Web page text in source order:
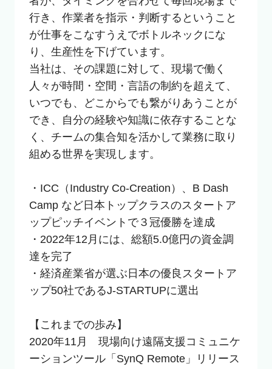
行き、作業者を指示・判断するということ
が仕事をこなすうえでボトルネックにな
り、生産性を下げています。
当社は、その課題に対して、現場で働く
人々が時間・空間・言語の制約を超えて、
いつでも、どこからでも繋がりあうことが
でき、自分の経験や知識に依存することな
く、チームの集合知を活かして業務に取り
組める世界を実現します。
・ICC（Industry Co-Creation）、B Dash
Camp など日本トップクラスのスタートア
ップピッチイベントで３冠優勝を達成
・2022年12月には、総額5.0億円の資金調
達を完了
・経済産業省が選ぶ日本の優良スタートア
ップ50社であるJ-STARTUPに選出
【これまでの歩み】
2020年11月　現場向け遠隔支援コミュニケ
ーションツール「SynQ Remote」リリース